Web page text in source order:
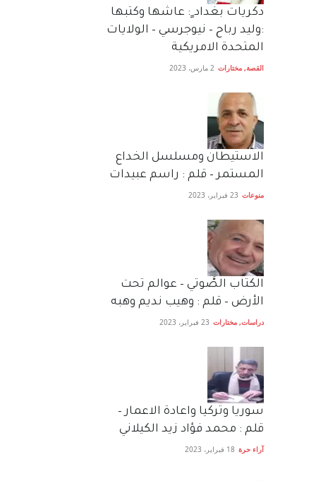
دكريات بغداد ٍ: عاشها وكتبها
:وليد رباح – نيوجرسي – الولايات
المتحدة الامريكية
القصة, مختارات 2 مارس، 2023
الاستيطان ومسلسل الخداع
المستمر – قلم : راسم عبيدات
منوعات 23 فبراير، 2023
الكتاب الصَّوتي – عوالم تحت
الأرض – قلم : وهيب نديم وهبه
دراسات, مختارات 23 فبراير، 2023
سوريا وتركيا واعادة الاعمار –
قلم : محمد فؤاد زيد الكيلاني
آراء حرة 18 فبراير، 2023